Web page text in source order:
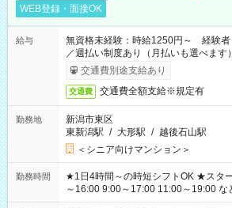
WEB登録・面接OK
給与
無資格未経験：時給1250円～ 経験
／週払い制度あり（月払いも選べます
了次第のお支払いとなります。
交通費別途支給あり
交通費 交通費全額支給※規定有
勤務地
新潟市東区
東新潟駅 / 大形駅 / 越後石山駅
＜シニア向けマンション＞
勤務時間
★1日4時間～の時短シフトOK ★スタート時間選べます！ 7:00
～16:00 9:00～17:00 11:00～19:00 など 残業
の場合、他のお仕事と合わせ週40時